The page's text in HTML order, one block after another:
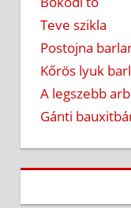
Teve szikla
Postojna
Kőrös lyuk
A legszebb
Gánti